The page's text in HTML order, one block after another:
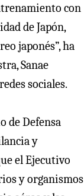
con
de Japón,
japonés”, ha
Sanae
sociales.
de Defensa
y
el Ejecutivo
y organismos